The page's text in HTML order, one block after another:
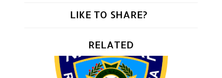
LIKE TO SHARE?
RELATED